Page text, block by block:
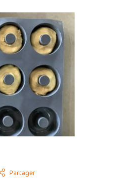
Partager